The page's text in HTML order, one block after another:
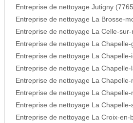
Entreprise de nettoyage Jutigny
Entreprise de nettoyage La Brosse-
Entreprise de nettoyage La Celle-
Entreprise de nettoyage La
Entreprise de nettoyage La
Entreprise de nettoyage La
Entreprise de nettoyage La
Entreprise de nettoyage La
Entreprise de nettoyage La
Entreprise de nettoyage La Croix-en-